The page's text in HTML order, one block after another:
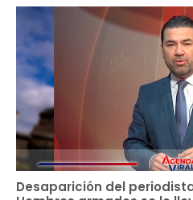
Desaparición del